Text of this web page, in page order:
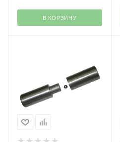
В КОРЗИНУ